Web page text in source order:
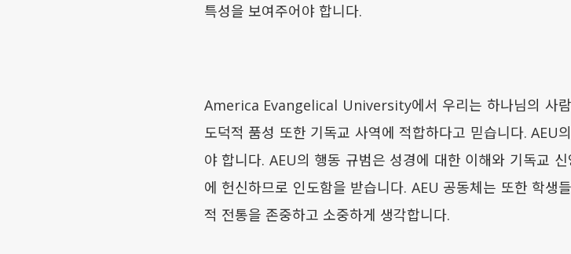
특성을 보여주어야 합니다.
America Evangelical University에서 우리는 하나님의 사
도덕적 품성 또한 기독교 사역에 적합하다고 믿습니다. AEU
야 합니다. AEU의 행동 규범은 성경에 대한 이해와 기독교
에 헌신하므로 인도함을 받습니다. AEU 공동체는 또한 학생
적 전통을 존중하고 소중하게 생각합니다.